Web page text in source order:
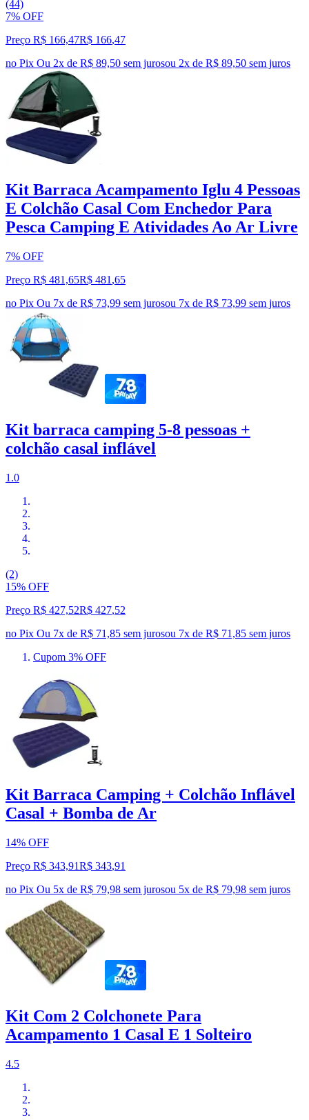
(44)
7% OFF
Preço R$ 166,47R$ 166,47
no Pix Ou 2x de R$ 89,50 sem jurosou 2x de R$ 89,50 sem juros
Kit Barraca Acampamento Iglu 4 Pessoas
E Colchão Casal Com Enchedor Para
Pesca Camping E Atividades Ao Ar Livre
7% OFF
Preço R$ 481,65R$ 481 ,65
no Pix Ou 7x de R$ 73,99 sem jurosou 7x de R$ 73,99 sem juros
Kit barraca camping 5-8 pessoas +
colchão casal inflável
1.0
(2)
15% OFF
Preço R$ 427,52R$ 427,52
no Pix Ou 7x de R$ 71,85 sem jurosou 7x de R$ 71,85 sem juros
Cupom 3% OFF
Kit Barraca Camping + Colchão Inflável
Casal + Bomba de Ar
14% OFF
Preço R$ 343,91R$ 343,91
no Pix Ou 5x de R$ 79,98 sem jurosou 5x de R$ 79,98 sem juros
Kit Com 2 Colchonete Para
Acampamento 1 Casal E 1 Solteiro
4.5